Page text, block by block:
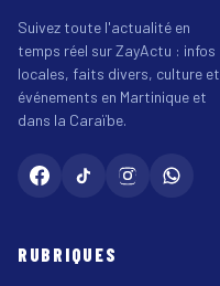
Suivez toute l'actualité en
temps réel sur ZayActu : infos
locales, faits divers, culture et
événements en Martinique et
dans la Caraïbe.
RUBRIQUES